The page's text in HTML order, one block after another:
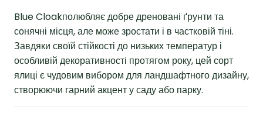
Blue Cloakполюбляє добре дреновані ґрунти та
сонячні місця, але може зростати і в частковій тіні.
Завдяки своїй стійкості до низьких температур і
особливій декоративності протягом року, цей сорт
ялиці є чудовим вибором для ландшафтного дизайну,
створюючи гарний акцент у саду або парку.